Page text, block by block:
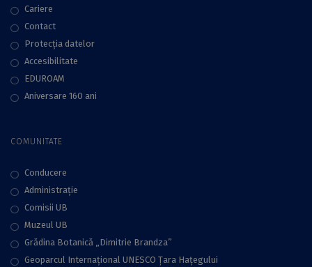
Cariere
Contact
Protecţia datelor
Accesibilitate
EDUROAM
Aniversare 160 ani
COMUNITATE
Conducere
Administraţie
Comisii UB
Muzeul UB
Grădina Botanică „Dimitrie Brandza”
Geoparcul Internațional UNESCO Țara Hațegului